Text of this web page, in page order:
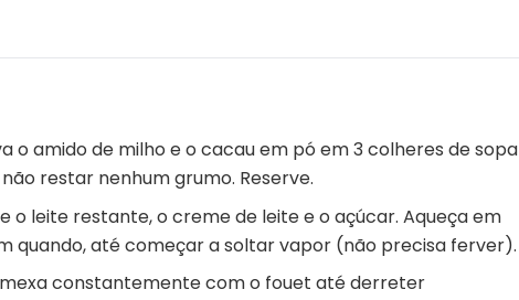
o amido de milho e o cacau em pó em 3 colheres de sopa
restar nenhum grumo. Reserve.
o leite restante, o creme de leite e o açúcar. Aqueça em
quando, até começar a soltar vapor (não precisa ferver).
constantemente com o fouet até derreter